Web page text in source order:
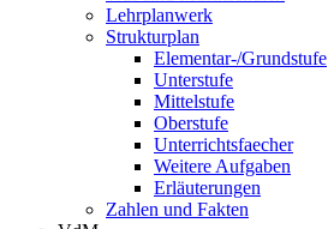
Lehrplanwerk
Strukturplan
Elementar-/Grundstufe
Unterstufe
Mittelstufe
Oberstufe
Unterrichtsfaecher
Weitere Aufgaben
Erläuterungen
Zahlen und Fakten